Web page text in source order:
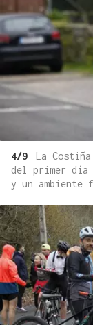
4/9
La
del primer día
y un ambiente